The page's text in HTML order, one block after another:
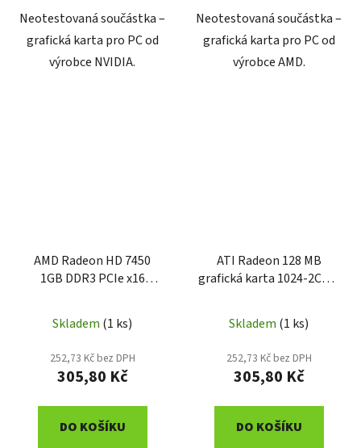
Neotestovaná součástka –
grafická karta pro PC od
výrobce NVIDIA.
Neotestovaná součástka –
grafická karta pro PC od
výrobce AMD.
AMD Radeon HD 7450
1GB DDR3 PCIe x16
Skladem (1 ks)
252,73 Kč bez DPH
305,80 Kč
DO KOŠÍKU
ATI Radeon 128 MB
grafická karta 1024-2C50-
Skladem (1 ks)
252,73 Kč bez DPH
305,80 Kč
DO KOŠÍKU